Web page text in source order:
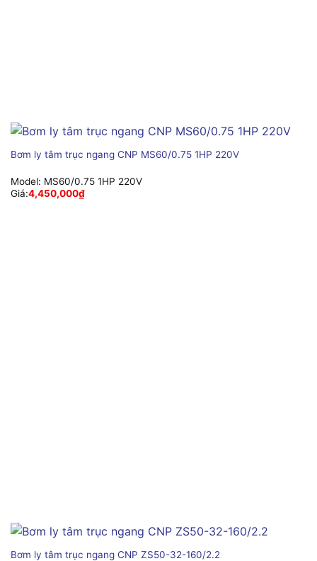
Bơm ly tâm trục ngang CNP MS60/0.75 1HP 220V
Model: MS60/0.75 1HP 220V
Giá:4,450,000₫
Bơm ly tâm trục ngang CNP ZS50-32-160/2.2